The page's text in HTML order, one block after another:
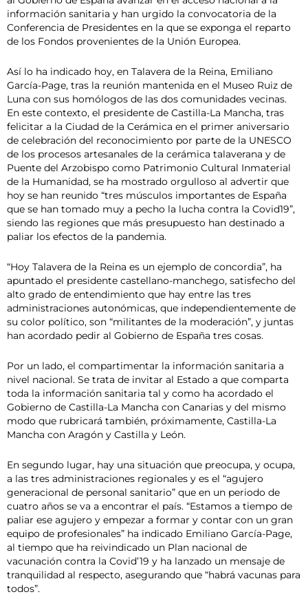
información sanitaria y han urgido la convocatoria de la
Conferencia de Presidentes en la que se exponga el reparto
de los Fondos provenientes de la Unión Europea.
Así lo ha indicado hoy, en Talavera de la Reina, Emiliano
García-Page, tras la reunión mantenida en el Museo Ruiz de
Luna con sus homólogos de las dos comunidades vecinas.
En este contexto, el presidente de Castilla-La Mancha, tras
felicitar a la Ciudad de la Cerámica en el primer aniversario
de celebración del reconocimiento por parte de la UNESCO
de los procesos artesanales de la cerámica talaverana y de
Puente del Arzobispo como Patrimonio Cultural Inmaterial
de la Humanidad, se ha mostrado orgulloso al advertir que
hoy se han reunido “tres músculos importantes de España
que se han tomado muy a pecho la lucha contra la Covid19”,
siendo las regiones que más presupuesto han destinado a
paliar los efectos de la pandemia.
“Hoy Talavera de la Reina es un ejemplo de concordia”, ha
apuntado el presidente castellano-manchego, satisfecho del
alto grado de entendimiento que hay entre las tres
administraciones autonómicas, que independientemente de
su color político, son “militantes de la moderación”, y juntas
han acordado pedir al Gobierno de España tres cosas.
Por un lado, el compartimentar la información sanitaria a
nivel nacional. Se trata de invitar al Estado a que comparta
toda la información sanitaria tal y como ha acordado el
Gobierno de Castilla-La Mancha con Canarias y del mismo
modo que rubricará también, próximamente, Castilla-La
Mancha con Aragón y Castilla y León.
En segundo lugar, hay una situación que preocupa, y ocupa,
a las tres administraciones regionales y es el “agujero
generacional de personal sanitario” que en un periodo de
cuatro años se va a encontrar el país. “Estamos a tiempo de
paliar ese agujero y empezar a formar y contar con un gran
equipo de profesionales” ha indicado Emiliano García-Page,
al tiempo que ha reivindicado un Plan nacional de
vacunación contra la Covid’19 y ha lanzado un mensaje de
tranquilidad al respecto, asegurando que “habrá vacunas para
todos”.